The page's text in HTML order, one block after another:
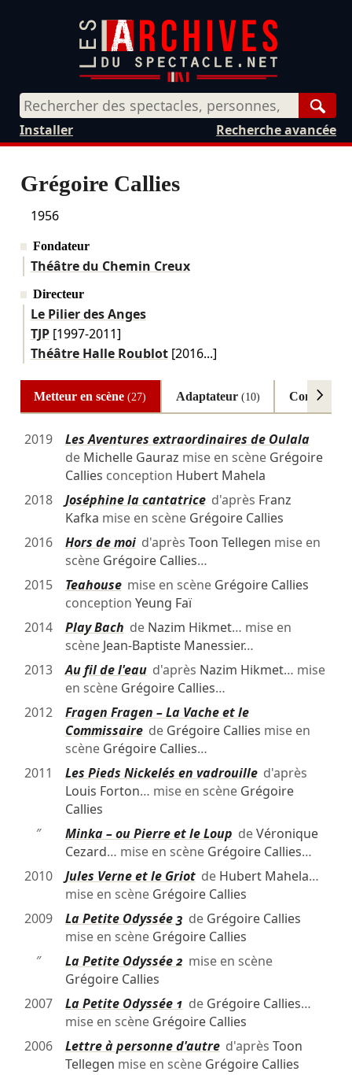
Recherche avancée
Installer
Grégoire Callies
1956
Fondateur
Théâtre du Chemin Creux
Directeur
Le Pilier des Anges
TJP[1997-2011]
Théâtre Halle Roublot[2016...]
Metteur en scène(27) Adaptateur (10) Comédien
2019
Les Aventures extraordinaires de Oulala
de Michelle Gauraz mise en scène Grégoire
Callies conception Hubert Mahela
2018
Joséphine la cantatriced'après Franz
Kafka mise en scène Grégoire Callies
2016
Hors de moid'après Toon Tellegen mise en
scène Grégoire Callies…
2015
Teahousemise en scène Grégoire Callies
conception Yeung Faï
2014
Play Bach de Nazim Hikmet… mise en
scène Jean-Baptiste Manessier…
2013
Au fil de l'eaud'après Nazim Hikmet… mise
en scène Grégoire Callies…
2012
Fragen Fragen – La Vache et le
Commissairede Grégoire Callies mise en
scène Grégoire Callies…
2011
Les Pieds Nickelés en vadrouilled'après
Louis Forton… mise en scène Grégoire
Callies
″
Minka – ou Pierre et le Loup deVéronique
Cezard… mise en scène Grégoire Callies…
2010
Jules Verne et le Griotde Hubert Mahela…
mise en scène Grégoire Callies
2009
La Petite Odyssée 3 de Grégoire Callies
mise en scène Grégoire Callies
″
La Petite Odyssée 2 mise en scène
Grégoire Callies
2007
La Petite Odyssée 1 de Grégoire Callies…
mise en scène Grégoire Callies
2006
Lettre à personne d'autred'après Toon
Tellegen mise en scène Grégoire Callies